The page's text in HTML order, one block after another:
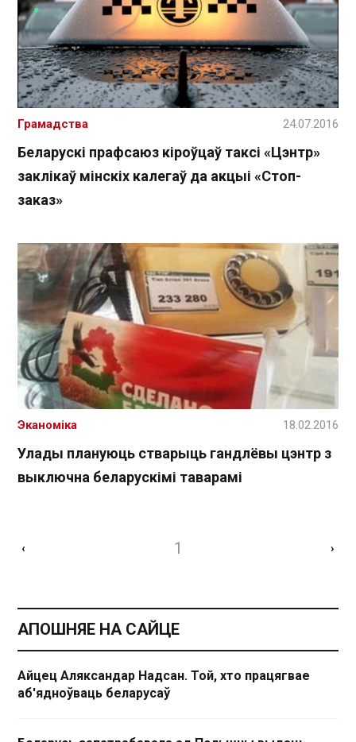
Беларускі прафсаюз кіроўцаў таксі «Цэнтр»
заклікаў мінскіх калегаў да акцыі «Стоп-
заказ»
Грамадства 24.07.2016
Улады плануюць стварыць гандлёвы цэнтр з
выключна беларускімі таварамі
Эканоміка 18.02.2016
‹ 1 ›
АПОШНЯЕ НА САЙЦЕ
Айцец Аляксандар Надсан. Той, хто працягвае
аб'ядноўваць беларусаў